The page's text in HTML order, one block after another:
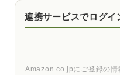
連携サービスでログイ
Amazon.co.jpにご登録の情